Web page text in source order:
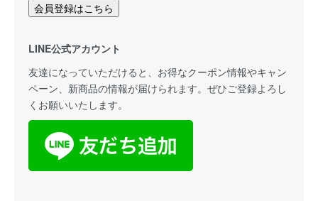
会員登録はこちら
LINE公式アカウント
友達になっていただけると、お得なクーポン情報やキャン
ペーン、新商品の情報が届けられます。ぜひご登録よろし
くお願いいたします。